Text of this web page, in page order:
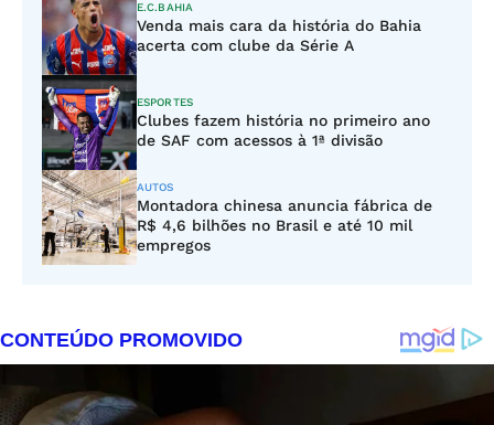
E.C.BAHIA
Venda mais cara da história do Bahia
acerta com clube da Série A
ESPORTES
Clubes fazem história no primeiro ano
de SAF com acessos à 1ª divisão
AUTOS
Montadora chinesa anuncia fábrica de
R$ 4,6 bilhões no Brasil e até 10 mil
empregos